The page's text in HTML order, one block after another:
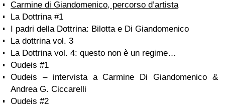
Carmine di Giandomenico, percorso d’artista
La Dottrina #1
I padri della Dottrina: Bilotta e Di Giandomenico
La dottrina vol. 3
La Dottrina vol. 4: questo non è un regime…
Oudeis #1
Oudeis – intervista a Carmine Di Giandomenico &
Andrea G. Ciccarelli
Oudeis #2